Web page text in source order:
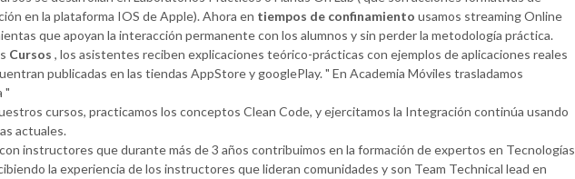
en la plataforma IOS de Apple). Ahora en tiempos de confinamiento usamos streaming Online
que apoyan la interacción permanente con los alumnos y sin perder la metodología práctica.
Cursos , los asistentes reciben explicaciones teórico-prácticas con ejemplos de aplicaciones reales
publicadas en las tiendas AppStore y googlePlay. " En Academia Móviles trasladamos
"
cursos, practicamos los conceptos Clean Code, y ejercitamos la Integración continúa usando
actuales.
instructores que durante más de 3 años contribuimos en la formación de expertos en Tecnologías
la experiencia de los instructores que lideran comunidades y son Team Technical lead en